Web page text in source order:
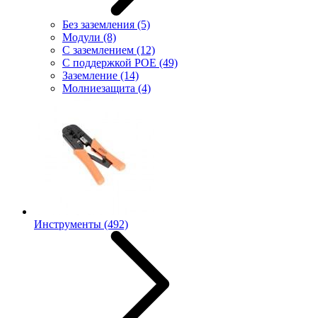
Без заземления (5)
Модули (8)
С заземлением (12)
С поддержкой POE (49)
Заземление (14)
Молниезащита (4)
Инструменты (492)